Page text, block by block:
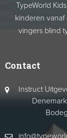
TypeWorld
kinderen vanaf
vingers blind
Contact
Instruct